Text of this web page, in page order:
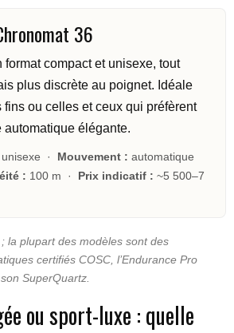
36
format compact et unisexe, tout
plus discrète au poignet. Idéale
fins ou celles et ceux qui préfèrent
automatique élégante.
· Mouvement : automatique
: 100 m · Prix indicatif : ~5 500–7
la plupart des modèles sont des
certifiés COSC, l’Endurance Pro
SuperQuartz.
ou sport-luxe : quelle